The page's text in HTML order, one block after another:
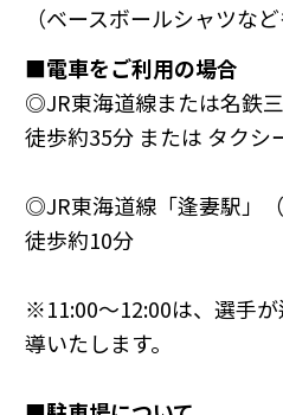
（ベースボールシャツなど
■電車をご利用の場合
◎JR東海道線または名鉄
徒歩約35分 または タクシ
◎JR東海道線「逢妻駅」
徒歩約10分
※11:00〜12:00は、選手
導いたします。